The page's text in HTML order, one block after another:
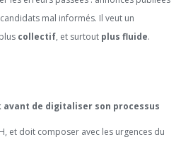
mal informés. Il veut un
collectif, et surtout plus fluide.
avant de digitaliser son processus
et doit composer avec les urgences du